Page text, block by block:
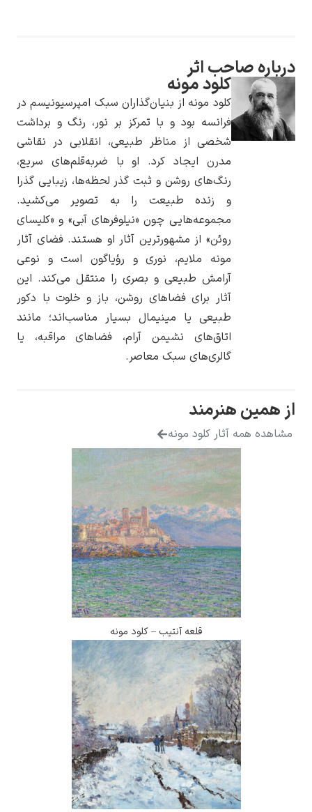
پیر آگوست رنوآر
پل سزان
یوهانس فرمیر
پرفروش‌ترین
تابلوها
صاحب اثر
کلود مونه
کلود مونه از بنیان‌گذاران سبک امپرسیونیسم در
فرانسه بود و با تمرکز بر نور، رنگ و برداشت
شخصی از مناظر طبیعی، انقلابی در نقاشی
مدرن ایجاد کرد. او با ضربه‌قلم‌های سریع،
رنگ‌های روشن و ثبت گذر لحظه‌ها، زیبایی گذرا
و زنده طبیعت را به تصویر می‌کشید.
مجموعه‌هایی چون «نیلوفرهای آبی» و «کلیسای
روئن» از مشهورترین آثار او هستند. فضای آثار
مونه ملایم، نوری و رؤیاگون است و نوعی
آرامش طبیعی و بصری را منتقل می‌کند. این
آثار برای فضاهای روشن، باز و خلوت با دکور
طبیعی یا مینیمال بسیار مناسب‌اند؛ مانند
اتاق‌های نشیمن آرام، فضاهای مراقبه، یا
گالری‌های سبک معاصر.
هنرمند
همه آثار کلود مونه
قلعه آنتیب – کلود مونه